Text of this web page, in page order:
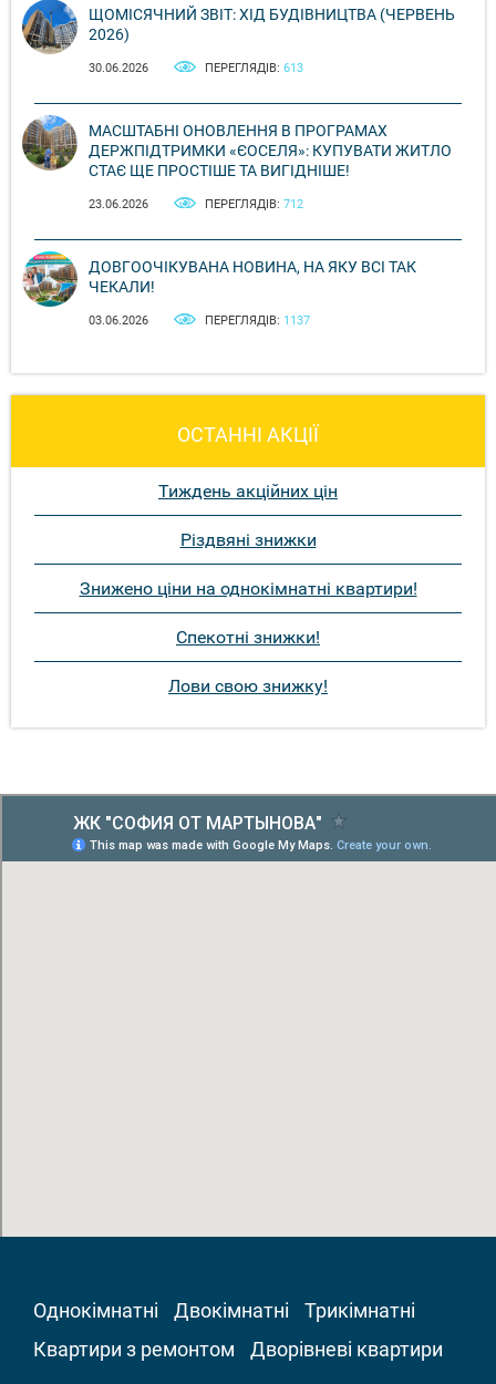
ЩОМІСЯЧНИЙ ЗВІТ: ХІД БУДІВНИЦТВА (ЧЕРВЕНЬ
2026)
30.06.2026 ПЕРЕГЛЯДІВ: 613
МАСШТАБНІ ОНОВЛЕННЯ В ПРОГРАМАХ
ДЕРЖПІДТРИМКИ «ЄОСЕЛЯ»: КУПУВАТИ ЖИТЛО
СТАЄ ЩЕ ПРОСТІШЕ ТА ВИГІДНІШЕ!
23.06.2026 ПЕРЕГЛЯДІВ: 712
ДОВГООЧІКУВАНА НОВИНА, НА ЯКУ ВСІ ТАК
ЧЕКАЛИ!
03.06.2026 ПЕРЕГЛЯДІВ: 1137
ОСТАННІ АКЦІЇ
Тиждень акційних цін
Різдвяні знижки
Знижено ціни на однокімнатні квартири!
Спекотні знижки!
Лови свою знижку!
Однокімнатні Двокімнатні
Трикімнатні
Квартири з ремонтом
Дворівневі квартири